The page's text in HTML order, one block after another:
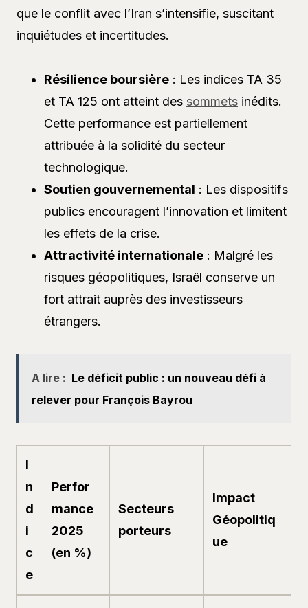
que le conflit avec l’Iran s’intensifie, suscitant
inquiétudes et incertitudes.
Résilience boursière : Les indices TA 35
et TA 125 ont atteint des sommets inédits.
Cette performance est partiellement
attribuée à la solidité du secteur
technologique.
Soutien gouvernemental : Les dispositifs
publics encouragent l’innovation et limitent
les effets de la crise.
Attractivité internationale : Malgré les
risques géopolitiques, Israël conserve un
fort attrait auprès des investisseurs
étrangers.
A lire : Le déficit public : un nouveau défi à
relever pour François Bayrou
I
n
d
i
c
e
Perfor
mance
2025
(en %)
Secteurs
porteurs
Impact
Géopolitiq
ue